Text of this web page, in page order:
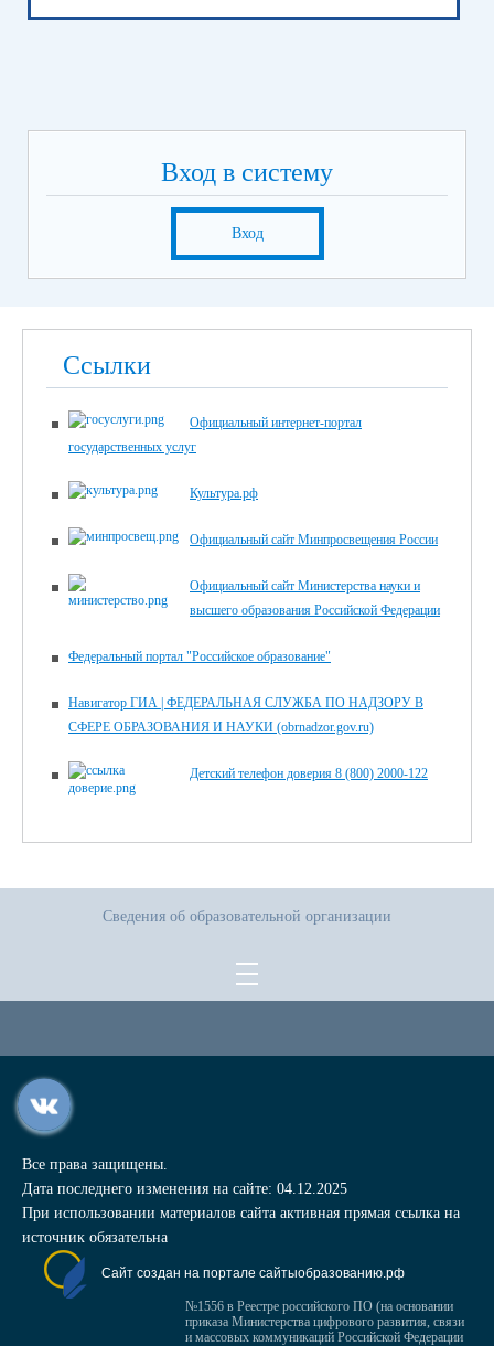
Вход в систему
Вход
Ссылки
Официальный интернет-портал
государственных услуг
Культура.рф
Официальный сайт Минпросвещения России
Официальный сайт Министерства науки и
высшего образования Российской Федерации
Федеральный портал "Российское образование"
Навигатор ГИА | ФЕДЕРАЛЬНАЯ СЛУЖБА ПО НАДЗОРУ В
СФЕРЕ ОБРАЗОВАНИЯ И НАУКИ (obrnadzor.gov.ru)
Детский телефон доверия 8 (800) 2000-122
Сведения об образовательной организации
Все права защищены.
Дата последнего изменения на сайте: 04.12.2025
При использовании материалов сайта активная прямая ссылка на
источник обязательна
Сайт создан на портале сайтыобразованию.рф
№1556 в Реестре российского ПО (на основании
приказа Министерства цифрового развития, связи
и массовых коммуникаций Российской Федерации